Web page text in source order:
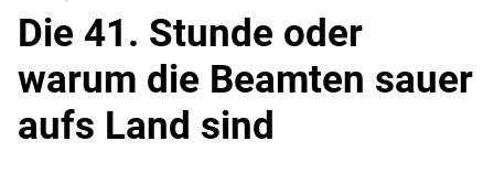
Die 41. Stunde oder
warum die Beamten sauer
aufs Land sind